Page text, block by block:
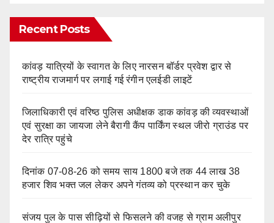
Recent Posts
कांवड़ यात्रियों के स्वागत के लिए नारसन बॉर्डर प्रवेश द्वार से
राष्ट्रीय राजमार्ग पर लगाई गई रंगीन एलईडी लाइटें
जिलाधिकारी एवं वरिष्ठ पुलिस अधीक्षक डाक कांवड़ की व्यवस्थाओं
एवं सुरक्षा का जायजा लेने बैरागी कैंप पार्किंग स्थल जीरो ग्राउंड पर
देर रात्रि पहुंचे
दिनांक 07-08-26 को समय साय 1800 बजे तक 44 लाख 38
हजार शिव भक्त जल लेकर अपने गंतव्य को प्रस्थान कर चुके
संजय पुल के पास सीढ़ियों से फिसलने की वजह से ग्राम अलीपुर